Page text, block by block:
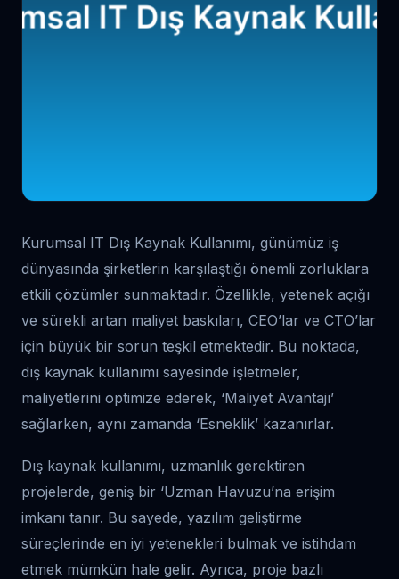
Kurumsal IT Dış Kaynak Kullanımı, günümüz iş
dünyasında şirketlerin karşılaştığı önemli zorluklara
etkili çözümler sunmaktadır. Özellikle, yetenek açığı
ve sürekli artan maliyet baskıları, CEO’lar ve CTO’lar
için büyük bir sorun teşkil etmektedir. Bu noktada,
dış kaynak kullanımı sayesinde işletmeler,
maliyetlerini optimize ederek, ‘Maliyet Avantajı’
sağlarken, aynı zamanda ‘Esneklik’ kazanırlar.
Dış kaynak kullanımı, uzmanlık gerektiren
projelerde, geniş bir ‘Uzman Havuzu’na erişim
imkanı tanır. Bu sayede, yazılım geliştirme
süreçlerinde en iyi yetenekleri bulmak ve istihdam
etmek mümkün hale gelir. Ayrıca, proje bazlı